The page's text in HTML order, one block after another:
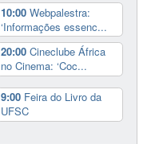
10:00Webpalestra:
‘Informações essenc...
20:00Cineclube África
no Cinema: ‘Coc...
9:00 Feira do Livro da
UFSC